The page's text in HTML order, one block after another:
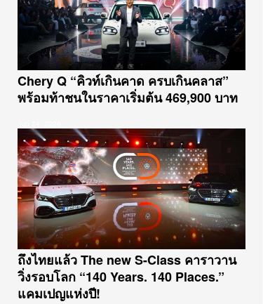
ทดลองขับ TANK 300 ‘ดีเซล’เงียบ
เนียนจริงมั้ย?
APR 1, 2025
ให้แสงดาวนำทาง MOTOR SHOW
2025
APR 1, 2025
ผู้หญิงลองใช้ GWM TANK 300 ใน
เมืองไหวมั้ย…ไปดูกัน
MAR 24, 2025
พาเที่ยวสวนสนุกของคนรักเบนซ์
DEC 23, 2024
SUV ท้ายกระบะ DEEPAL E07
DEC 2, 2024
Chery Q “คิวท์เกินคาด ครบเกินคลาส”
พร้อมท้าชนในราคาเริ่มต้น 469,900 บาท
ถึงไทยแล้ว The new S-Class คาราวาน
วิ่งรอบโลก “140 Years. 140 Places.”
แคมเปญแห่งปี!